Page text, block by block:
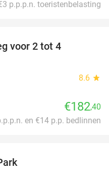
p.p.p.n. toeristenbelasting
voor 2 tot 4
8.6 star
€182,40
en €14 p.p. bedlinnen